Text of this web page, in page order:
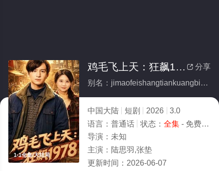
1-1全集/大结局
 分享
鸡毛飞上天：狂飙1978(全集)
别名：jimaofeishangtiankuangbiao1978
中国大陆 短剧 2026
3.0
语言： 普通话 状态： 全集- 免费在线观看
导演： 未知
主演： 陆思羽,张垫
更新时间： 2026-06-07